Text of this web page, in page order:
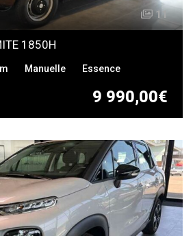
11
1850H
9 990,00€
Manuelle Essence